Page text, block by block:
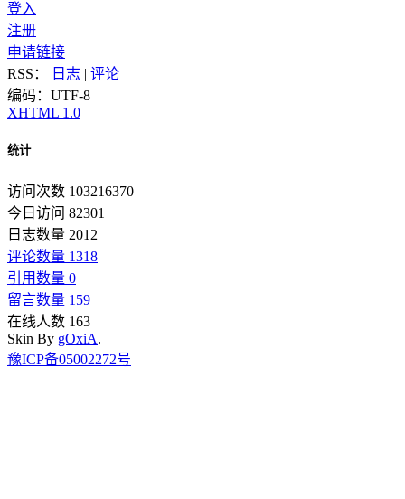
登入
注册
申请链接
RSS：
日志 | 评论
编码：UTF-8
XHTML 1.0
统计
访问次数 103216370
今日访问 82301
日志数量 2012
评论数量 1318
引用数量 0
留言数量 159
在线人数 163
Skin By gOxiA.
豫ICP备05002272号